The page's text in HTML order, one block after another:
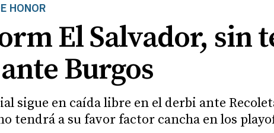
HONOR
El Salvador, sin
Burgos
sigue en caída libre en el derbi ante
tendrá a su favor factor cancha en los